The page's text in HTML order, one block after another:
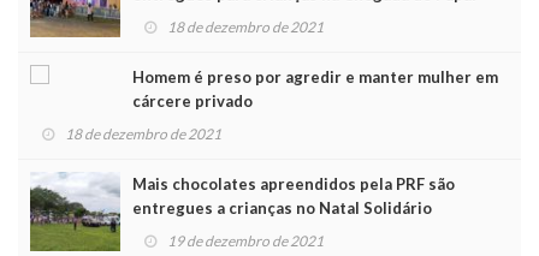
Noel 18 de dezembro de 2021
Homem é preso por agredir e manter mulher em
cárcere privado
18 de dezembro de 2021
Mais chocolates apreendidos pela PRF são
entregues a crianças no Natal Solidário
19 de dezembro de 2021